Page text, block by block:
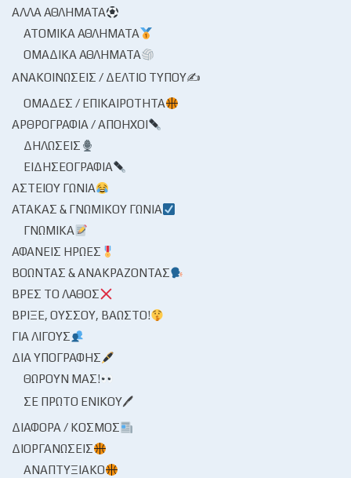
ΆΛΛΑ ΑΘΛΉΜΑΤΑ
ΑΤΟΜΙΚΆ ΑΘΛΉΜΑΤΑ
ΟΜΑΔΙΚΆ ΑΘΛΉΜΑΤΑ
ΑΝΑΚΟΙΝΏΣΕΙΣ / ΔΕΛΤΊΟ ΤΎΠΟΥ✍
ΟΜΆΔΕΣ / ΕΠΙΚΑΙΡΌΤΗΤΑ
ΑΡΘΡΟΓΡΑΦΊΑ / ΑΠΌΗΧΟΙ
ΔΗΛΏΣΕΙΣ
ΕΙΔΗΣΕΟΓΡΑΦΊΑ
ΑΣΤΕΊΟΥ ΓΩΝΊΑ
ΑΤΆΚΑΣ & ΓΝΩΜΙΚΟΎ ΓΩΝΊΑ
ΓΝΩΜΙΚΆ
ΑΦΑΝΕΊΣ ΉΡΩΕΣ
ΒΟΏΝΤΑΣ & ΑΝΑΚΡΆΖΟΝΤΑΣ
ΒΡΕΣ ΤΟ ΛΆΘΟΣ
ΒΡΊΞΕ, ΟΎΣΣΟΥ, ΒΆΩΣΤΟ!
ΓΙΑ ΛΊΓΟΥΣ
ΔΙΑ ΥΠΟΓΡΑΦΉΣ
ΘΩΡΟΎΝ ΜΑΣ!
ΣΕ ΠΡΏΤΟ ΕΝΙΚΟΎ🖊
ΔΙΆΦΟΡΑ / ΚΌΣΜΟΣ
ΔΙΟΡΓΑΝΏΣΕΙΣ
ΑΝΑΠΤΥΞΙΑΚΌ